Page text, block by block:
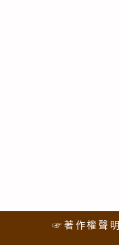
☞著作權聲明